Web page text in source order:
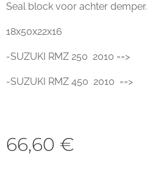
Seal block voor achter demper.
18x50x22x16
-SUZUKI RMZ 250 2010 ==>
-SUZUKI RMZ 450 2010 ==>
66,60 €